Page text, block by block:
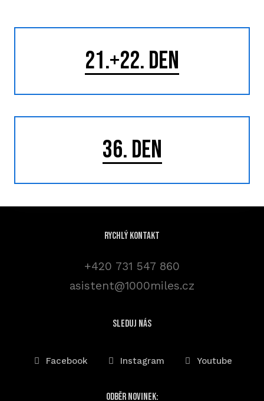
21.+22. DEN
36. DEN
Rychlý kontakt
+420 731 547 860
asistent@1000miles.cz
sleduj nás
Facebook Instagram Youtube
Odběr novinek: